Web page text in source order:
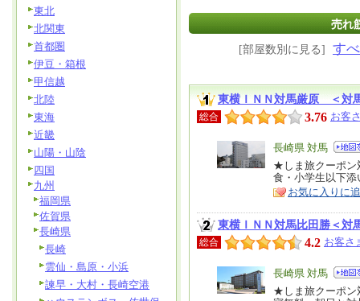
売れ
[部屋数別に見る] す
東横ＩＮＮ対馬厳原 ＜対
総合 3.76 お客
エ
リ
ア
長崎県 対馬
特
徴
★しま旅クーポン
食・小学生以下
お気に入りに
東横ＩＮＮ対馬比田勝＜対
総合 4.2 お客さ
エ
リ
長崎県 対馬
特
★しま旅クーポン
東北
北関東
首都圏
伊豆・箱根
甲信越
北陸
東海
近畿
山陽・山陰
四国
九州
福岡県
佐賀県
長崎県
長崎
雲仙・島原・小浜
諫早・大村・長崎空港